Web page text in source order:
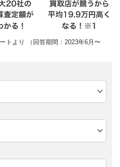
トより （回答期間：2023年6月〜